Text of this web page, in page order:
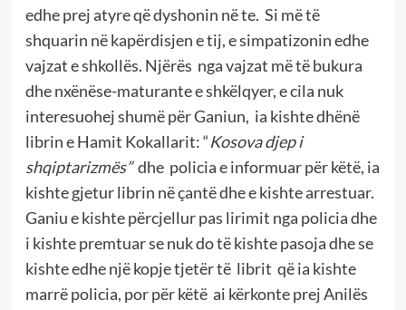
edhe prej atyre që dyshonin në te. Si më të
shquarin në kapërdisjen e tij, e simpatizonin edhe
vajzat e shkollës. Njërës nga vajzat më të bukura
dhe nxënëse-maturante e shkëlqyer, e cila nuk
interesuohej shumë për Ganiun, ia kishte dhënë
librin e Hamit Kokallarit: “Kosova djep i
shqiptarizmës”dhe policia e informuar për këtë, ia
kishte gjetur librin në çantë dhe e kishte arrestuar.
Ganiu e kishte përcjellur pas lirimit nga policia dhe
i kishte premtuar se nuk do të kishte pasoja dhe se
kishte edhe një kopje tjetër të librit që ia kishte
marrë policia, por për këtë ai kërkonte prej Anilës